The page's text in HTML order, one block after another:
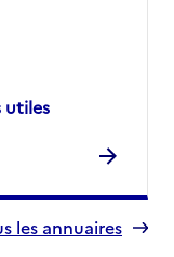
utiles
les annuaires